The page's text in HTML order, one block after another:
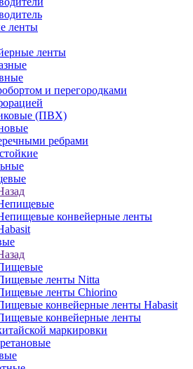
ленты
ленты
и перегородками
(ПВХ)
ребрами
конвейерные ленты
ленты Nitta
ленты Chiorino
конвейерные ленты Habasit
конвейерные ленты
маркировки